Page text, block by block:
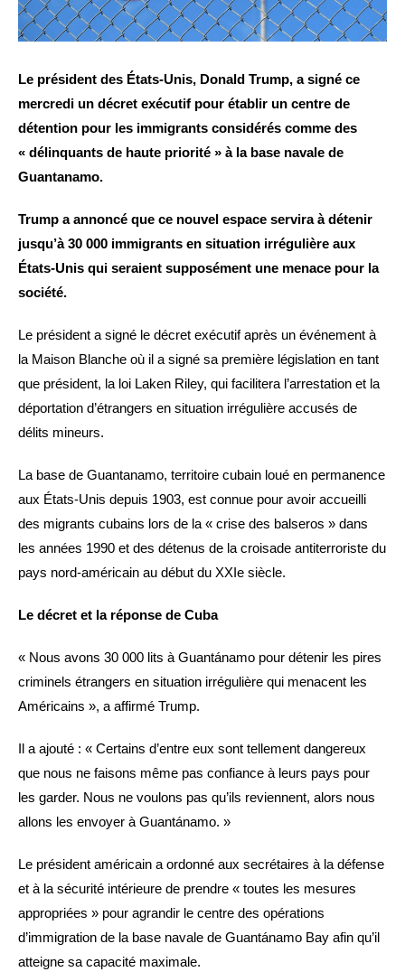
Le président des États-Unis, Donald Trump, a signé ce
mercredi un décret exécutif pour établir un centre de
détention pour les immigrants considérés comme des
« délinquants de haute priorité » à la base navale de
Guantanamo.
Trump a annoncé que ce nouvel espace servira à détenir
jusqu’à 30 000 immigrants en situation irrégulière aux
États-Unis qui seraient supposément une menace pour la
société.
Le président a signé le décret exécutif après un événement à
la Maison Blanche où il a signé sa première législation en tant
que président, la loi Laken Riley, qui facilitera l’arrestation et la
déportation d’étrangers en situation irrégulière accusés de
délits mineurs.
La base de Guantanamo, territoire cubain loué en permanence
aux États-Unis depuis 1903, est connue pour avoir accueilli
des migrants cubains lors de la « crise des balseros » dans
les années 1990 et des détenus de la croisade antiterroriste du
pays nord-américain au début du XXIe siècle.
Le décret et la réponse de Cuba
« Nous avons 30 000 lits à Guantánamo pour détenir les pires
criminels étrangers en situation irrégulière qui menacent les
Américains », a affirmé Trump.
Il a ajouté : « Certains d’entre eux sont tellement dangereux
que nous ne faisons même pas confiance à leurs pays pour
les garder. Nous ne voulons pas qu’ils reviennent, alors nous
allons les envoyer à Guantánamo. »
Le président américain a ordonné aux secrétaires à la défense
et à la sécurité intérieure de prendre « toutes les mesures
appropriées » pour agrandir le centre des opérations
d’immigration de la base navale de Guantánamo Bay afin qu’il
atteigne sa capacité maximale.